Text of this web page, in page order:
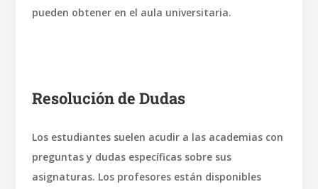
pueden obtener en el aula universitaria.
Resolución de Dudas
Los estudiantes suelen acudir a las academias con
preguntas y dudas específicas sobre sus
asignaturas. Los profesores están disponibles